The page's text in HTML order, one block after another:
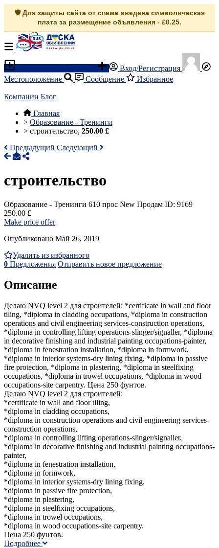
🛡️ Для защиты сайта от спама введена символическая
плата за размещение объявления - £0.25.
Вход/Регистрация
Местоположение
Сообщение Избранное
Компании Блог
Главная
> Образование - Тренинги
> строительство, 250.00 £
Предыдущий Следующий
строительство
Образование - Тренинги 610 прос New Продам ID: 9169
250.00 £
Make price offer
Опубликовано Май 26, 2019
Удалить из избранного
0 Предложения Отправить новое предложение
Описание
Делаю NVQ level 2 для строителей: *certificate in wall and floor
tiling, *diploma in cladding occupations, *diploma in construction
operations and civil engineering services-construction operations,
*diploma in controlling lifting operations-slinger/signaller, *diploma
in decorative finishing and industrial painting occupations-painter,
*diploma in fenestration installation, *diploma in formwork,
*diploma in interior systems-dry lining fixing, *diploma in passive
fire protection, *diploma in plastering, *diploma in steelfixing
occupations, *diploma in trowel occupations, *diploma in wood
occupations-site carpentry. Цена 250 фунтов.
Делаю NVQ level 2 для строителей:
*certificate in wall and floor tiling,
*diploma in cladding occupations,
*diploma in construction operations and civil engineering services-
construction operations,
*diploma in controlling lifting operations-slinger/signaller,
*diploma in decorative finishing and industrial painting occupations-
painter,
*diploma in fenestration installation,
*diploma in formwork,
*diploma in interior systems-dry lining fixing,
*diploma in passive fire protection,
*diploma in plastering,
*diploma in steelfixing occupations,
*diploma in trowel occupations,
*diploma in wood occupations-site carpentry.
Цена 250 фунтов.
Подробнее